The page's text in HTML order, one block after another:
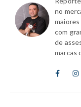
no
com
de
marcas